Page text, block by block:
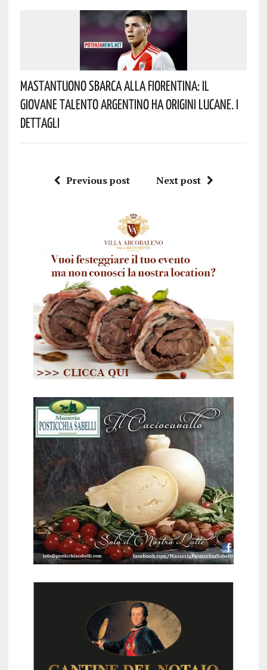
Mastantuono Sbarca Alla Fiorentina: Il
Giovane Talento Argentino Ha Origini Lucane. I
Dettagli
Previous post Next post